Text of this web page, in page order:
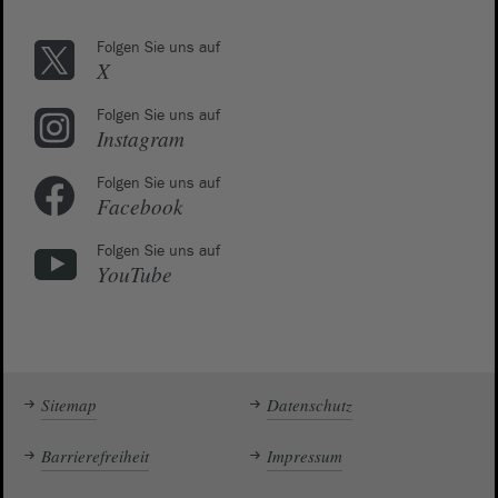
Folgen Sie uns auf
X
Folgen Sie uns auf
Instagram
Folgen Sie uns auf
Facebook
Folgen Sie uns auf
YouTube
Sitemap Datenschutz
Barrierefreiheit Impressum